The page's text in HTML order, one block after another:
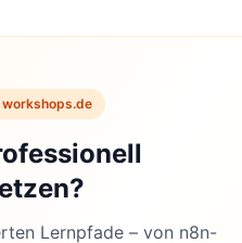
Lernpfade – von n8n-